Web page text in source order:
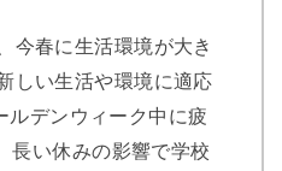
今春に生活環境が大き
しい生活や環境に適応
ルデンウィーク中に疲
、長い休みの影響で学校